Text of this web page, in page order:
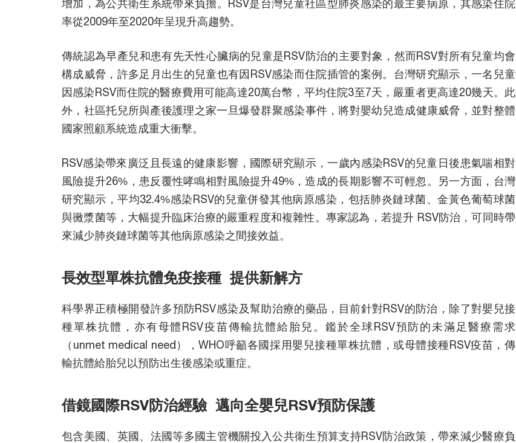
增加，為公共衛生系統帶來負擔。RSV是台灣兒童社區型肺炎感染的最主要病原，其感染住院
率從2009年至2020年呈現升高趨勢。
傳統認為早產兒和患有先天性心臟病的兒童是RSV防治的主要對象，然而RSV對所有兒童均會
構成威脅，許多足月出生的兒童也有因RSV感染而住院插管的案例。台灣研究顯示，一名兒童
因感染RSV而住院的醫療費用可能高達20萬台幣，平均住院3至7天，嚴重者更高達20幾天。此
外，社區托兒所與產後護理之家一旦爆發群聚感染事件，將對嬰幼兒造成健康威脅，並對整體
國家照顧系統造成重大衝擊。
RSV感染帶來廣泛且長遠的健康影響，國際研究顯示，一歲內感染RSV的兒童日後患氣喘相對
風險提升26%，患反覆性哮鳴相對風險提升49%，造成的長期影響不可輕忽。另一方面，台灣
研究顯示，平均32.4%感染RSV的兒童併發其他病原感染，包括肺炎鏈球菌、金黃色葡萄球菌
與黴漿菌等，大幅提升臨床治療的嚴重程度和複雜性。專家認為，若提升 RSV防治，可同時帶
來減少肺炎鏈球菌等其他病原感染之間接效益。
長效型單株抗體免疫接種 提供新解方
科學界正積極開發許多預防RSV感染及幫助治療的藥品，目前針對RSV的防治，除了對嬰兒接
種單株抗體，亦有母體RSV疫苗傳輸抗體給胎兒。鑑於全球RSV預防的未滿足醫療需求
（unmet medical need），WHO呼籲各國採用嬰兒接種單株抗體，或母體接種RSV疫苗，傳
輸抗體給胎兒以預防出生後感染或重症。
借鏡國際RSV防治經驗 邁向全嬰兒RSV預防保護
包含美國、英國、法國等多國主管機關投入公共衛生預算支持RSV防治政策，帶來減少醫療負